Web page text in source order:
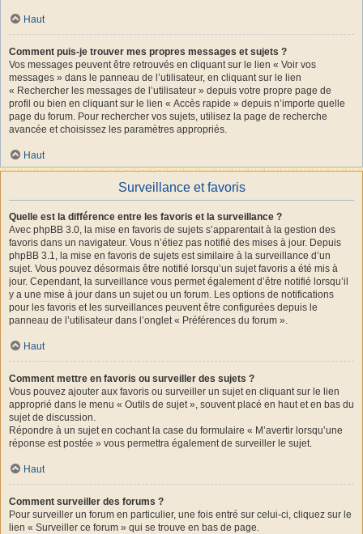
Haut
Comment puis-je trouver mes propres messages et sujets ?
Vos messages peuvent être retrouvés en cliquant sur le lien « Voir vos
messages » dans le panneau de l’utilisateur, en cliquant sur le lien
« Rechercher les messages de l’utilisateur » depuis votre propre page de
profil ou bien en cliquant sur le lien « Accès rapide » depuis n’importe quelle
page du forum. Pour rechercher vos sujets, utilisez la page de recherche
avancée et choisissez les paramètres appropriés.
Haut
Surveillance et favoris
Quelle est la différence entre les favoris et la surveillance ?
Avec phpBB 3.0, la mise en favoris de sujets s’apparentait à la gestion des
favoris dans un navigateur. Vous n’étiez pas notifié des mises à jour. Depuis
phpBB 3.1, la mise en favoris de sujets est similaire à la surveillance d’un
sujet. Vous pouvez désormais être notifié lorsqu’un sujet favoris a été mis à
jour. Cependant, la surveillance vous permet également d’être notifié lorsqu’il
y a une mise à jour dans un sujet ou un forum. Les options de notifications
pour les favoris et les surveillances peuvent être configurées depuis le
panneau de l’utilisateur dans l’onglet « Préférences du forum ».
Haut
Comment mettre en favoris ou surveiller des sujets ?
Vous pouvez ajouter aux favoris ou surveiller un sujet en cliquant sur le lien
approprié dans le menu « Outils de sujet », souvent placé en haut et en bas du
sujet de discussion.
Répondre à un sujet en cochant la case du formulaire « M’avertir lorsqu’une
réponse est postée » vous permettra également de surveiller le sujet.
Haut
Comment surveiller des forums ?
Pour surveiller un forum en particulier, une fois entré sur celui-ci, cliquez sur le
lien « Surveiller ce forum » qui se trouve en bas de page.